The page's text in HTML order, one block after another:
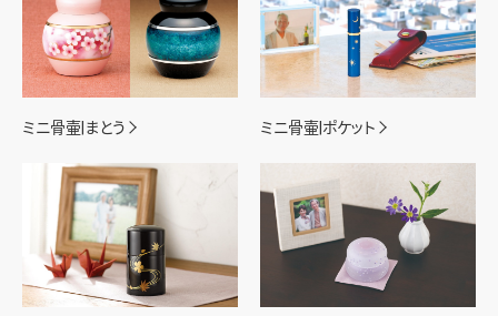
ミニ骨壷|まとう ミニ骨壷|ポケット